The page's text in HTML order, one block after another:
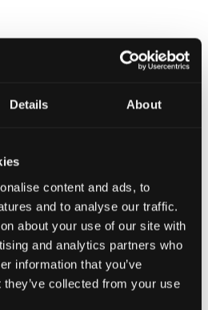
Details About
content and ads, to
and to analyse our traffic.
about your use of our site with
and analytics partners who
information that you’ve
collected from your use
?
plus que le choix musical
comptoir de bar peut améliorer
(Kronendal 1713)
pub moyen d’un pub vraiment
de l’Eko Hotel crée-t-il une